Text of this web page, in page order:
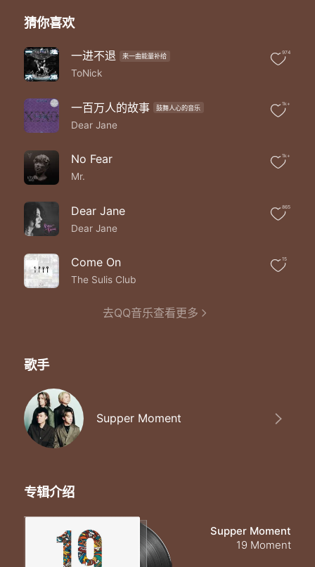
停住美丽 停住了此刻的氛围
留住美丽 留住了此刻的可贵
别再想 别再想
谁要谁成为偶像
同在这梦里狂想
飞到了天空 寻找一个梦
肥皂泡滑过了汹涌
飞到了天空 寻找一剎感动
肥皂泡到达了美梦
猜你喜欢
一进不退 来一曲能量补给
ToNick
974
一百万人的故事 鼓舞人心的音乐
Dear Jane
1k+
No Fear
Mr.
1k+
Dear Jane
Dear Jane
865
Come On
The Sulis Club
15
去QQ音乐查看更多
歌手
Supper Moment
专辑介绍
Supper Moment
19 Moment